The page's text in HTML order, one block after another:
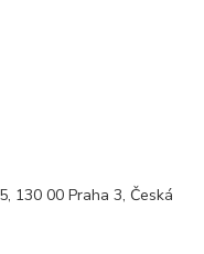
130 00 Praha 3, Česká